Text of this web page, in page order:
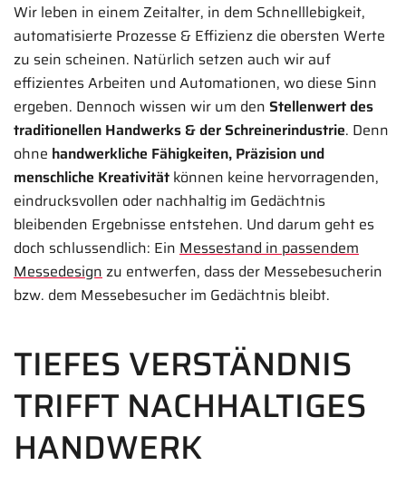
Wir leben in einem Zeitalter, in dem Schnelllebigkeit,
automatisierte Prozesse & Effizienz die obersten Werte
zu sein scheinen. Natürlich setzen auch wir auf
effizientes Arbeiten und Automationen, wo diese Sinn
ergeben. Dennoch wissen wir um den Stellenwert des
traditionellen Handwerks & der Schreinerindustrie. Denn
ohne handwerkliche Fähigkeiten, Präzision und
menschliche Kreativität können keine hervorragenden,
eindrucksvollen oder nachhaltig im Gedächtnis
bleibenden Ergebnisse entstehen. Und darum geht es
doch schlussendlich: Ein Messestand in passendem
Messedesignzu entwerfen, dass der Messebesucherin
bzw. dem Messebesucher im Gedächtnis bleibt.
TIEFES VERSTÄNDNIS
TRIFFT NACHHALTIGES
HANDWERK